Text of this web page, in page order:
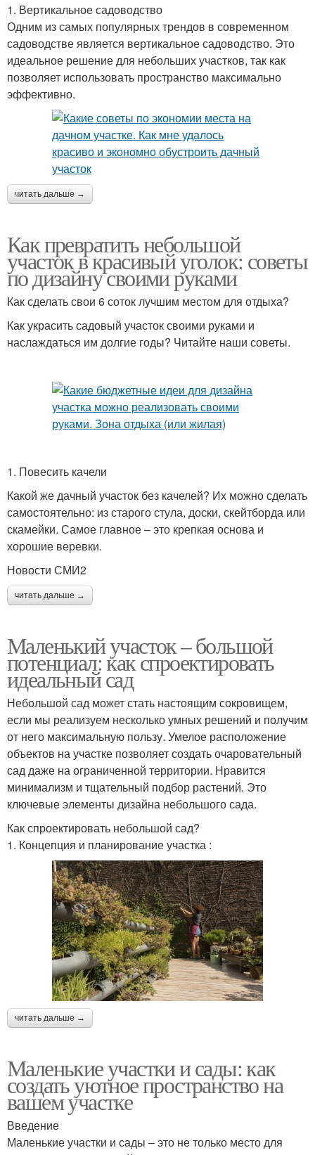
1. Вертикальное садоводство
Одним из самых популярных трендов в современном
садоводстве является вертикальное садоводство. Это
идеальное решение для небольших участков, так как
позволяет использовать пространство максимально
эффективно.
читать дальше →
Как превратить небольшой
участок в красивый уголок: советы
по дизайну своими руками
Как сделать свои 6 соток лучшим местом для отдыха?
Как украсить садовый участок своими руками и
наслаждаться им долгие годы? Читайте наши советы.
1. Повесить качели
Какой же дачный участок без качелей? Их можно сделать
самостоятельно: из старого стула, доски, скейтборда или
скамейки. Самое главное – это крепкая основа и
хорошие веревки.
Новости СМИ2
читать дальше →
Маленький участок – большой
потенциал: как спроектировать
идеальный сад
Небольшой сад может стать настоящим сокровищем,
если мы реализуем несколько умных решений и получим
от него максимальную пользу. Умелое расположение
объектов на участке позволяет создать очаровательный
сад даже на ограниченной территории. Нравится
минимализм и тщательный подбор растений. Это
ключевые элементы дизайна небольшого сада.
Как спроектировать небольшой сад?
1. Концепция и планирование участка :
читать дальше →
Маленькие участки и сады: как
создать уютное пространство на
вашем участке
Введение
Маленькие участки и сады – это не только место для